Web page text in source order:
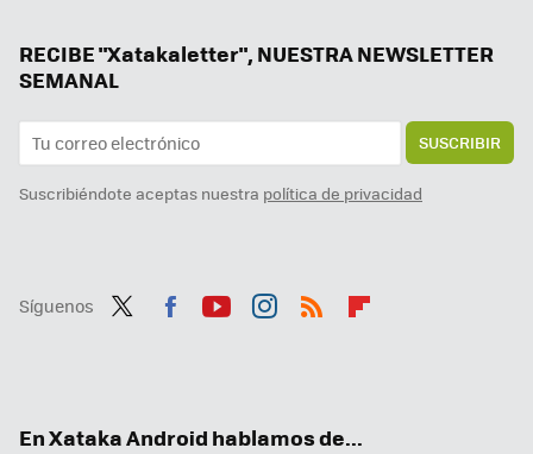
RECIBE "Xatakaletter", NUESTRA NEWSLETTER
SEMANAL
SUSCRIBIR
Suscribiéndote aceptas nuestra política de privacidad
Síguenos
En Xataka Android hablamos de...